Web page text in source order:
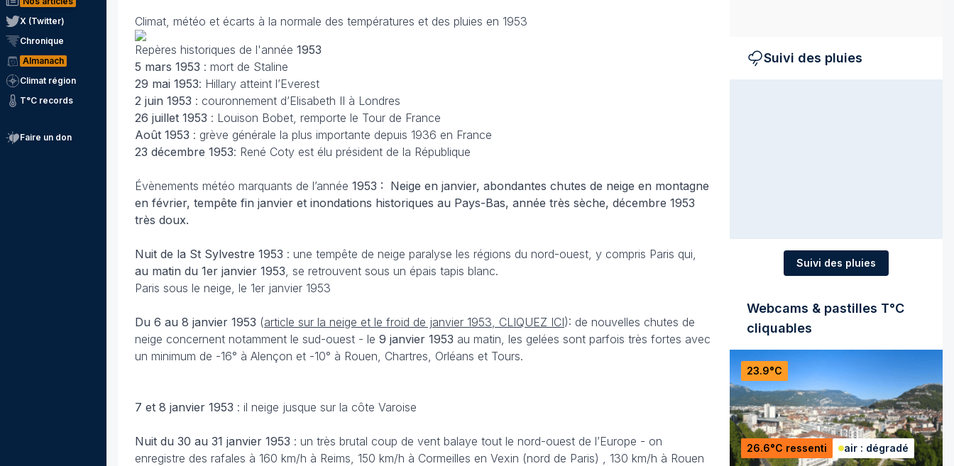
X (Twitter)
Chronique
Almanach
Climat région
T°C records
Faire un don
Climat, météo et écarts à la normale des températures et des pluies en 1953
Repères historiques de l'année 1953
5 mars 1953 : mort de Staline
29 mai 1953: Hillary atteint l’Everest
2 juin 1953 : couronnement d’Elisabeth II à Londres
26 juillet 1953 : Louison Bobet, remporte le Tour de France
Août 1953 : grève générale la plus importante depuis 1936 en France
23 décembre 1953: René Coty est élu président de la République
Évènements météo marquants de l’année 1953 : Neige en janvier, abondantes chutes de neige en montagne
en février, tempête fin janvier et inondations historiques au Pays-Bas, année très sèche, décembre 1953
très doux.
Nuit de la St Sylvestre 1953 : une tempête de neige paralyse les régions du nord-ouest, y compris Paris qui,
au matin du 1er janvier 1953, se retrouvent sous un épais tapis blanc.
Paris sous le neige, le 1er janvier 1953
Du 6 au 8 janvier 1953 (article sur la neige et le froid de janvier 1953, CLIQUEZ ICI): de nouvelles chutes de
neige concernent notamment le sud-ouest - le 9 janvier 1953 au matin, les gelées sont parfois très fortes avec
un minimum de -16° à Alençon et -10° à Rouen, Chartres, Orléans et Tours.
7 et 8 janvier 1953 : il neige jusque sur la côte Varoise
Nuit du 30 au 31 janvier 1953 : un très brutal coup de vent balaye tout le nord-ouest de l’Europe - on
enregistre des rafales à 160 km/h à Reims, 150 km/h à Cormeilles en Vexin (nord de Paris) , 130 km/h à Rouen
Suivi des pluies
Suivi des pluies
Webcams & pastilles T°C
cliquables
23.9°C
26.6°C ressenti air : dégradé